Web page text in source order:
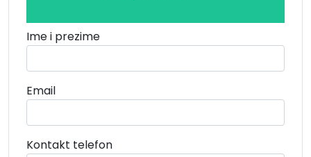
Ime i prezime
Email
Kontakt telefon